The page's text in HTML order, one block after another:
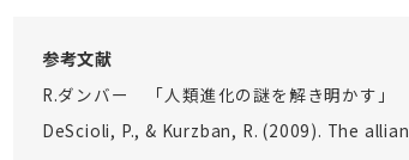
参考文献
R.ダンバー 「人類進化の謎を解き明かす」
DeScioli, P., & Kurzban, R. (2009). The